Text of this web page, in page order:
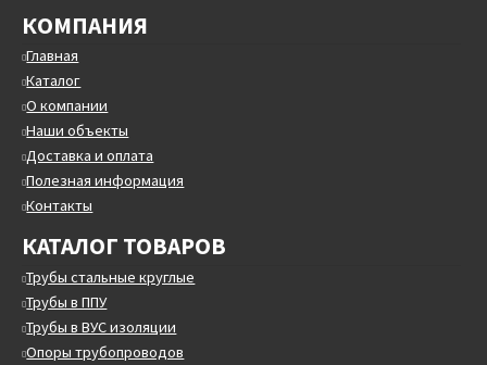
КОМПАНИЯ
Главная
Каталог
О компании
Наши объекты
Доставка и оплата
Полезная информация
Контакты
КАТАЛОГ ТОВАРОВ
Трубы стальные круглые
Трубы в ППУ
Трубы в ВУС изоляции
Опоры трубопроводов